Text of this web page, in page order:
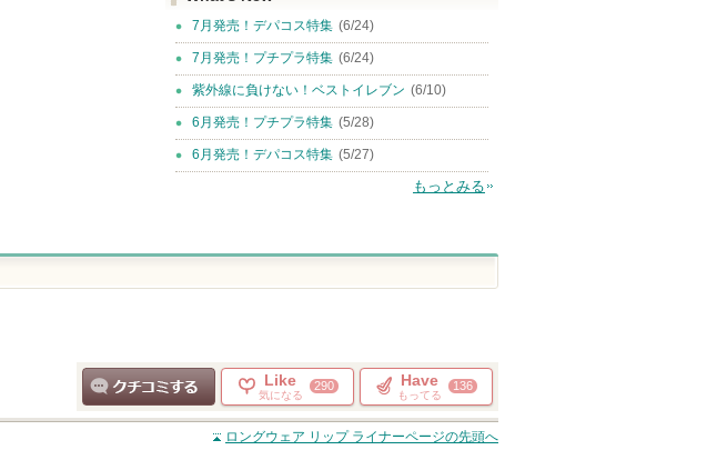
7月発売！デパコス特集 (6/24)
7月発売！プチプラ特集 (6/24)
紫外線に負けない！ベストイレブン (6/10)
6月発売！プチプラ特集 (5/28)
6月発売！デパコス特集 (5/27)
もっとみる
クチコミする
Like
気になる
290 Have
もってる
136
ロングウェア リップ ライナーページの先頭へ